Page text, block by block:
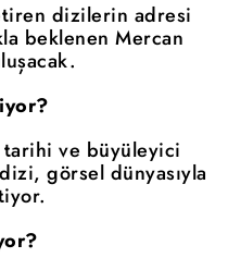
dizilerin adresi
beklenen Mercan
tarihi ve büyüleyici
görsel dünyasıyla